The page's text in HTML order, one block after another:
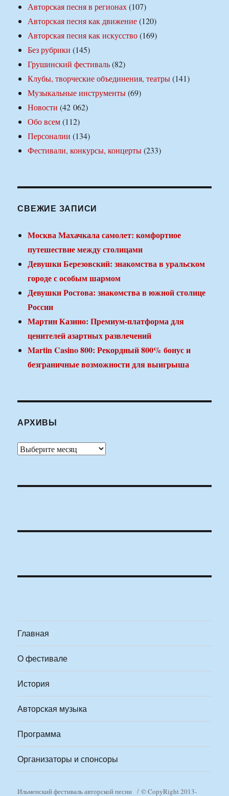
Авторская песня в регионах(107)
Авторская песня как движение(120)
Авторская песня как искусство(169)
Без рубрики (145)
Грушинский фестиваль(82)
Клубы, творческие объединения, театры(141)
Музыкальные инструменты(69)
Новости (42 062)
Обо всем(112)
Персоналии (134)
Фестивали, конкурсы, концерты(233)
СВЕЖИЕ ЗАПИСИ
Москва Махачкала самолет: комфортное
путешествие между столицами
Девушки Березовский: знакомства в уральском
городе с особым шармом
Девушки Ростова: знакомства в южной столице
России
Мартин Казино: Премиум-платформа для
ценителей азартных развлечений
Martin Casino 800: Рекордный 800% бонус и
безграничные возможности для выигрыша
АРХИВЫ
Архивы
Главная
О фестивале
История
Авторская музыка
Программа
Организаторы и спонсоры
Ильменский фестиваль авторской песни © CopyRight 2013-